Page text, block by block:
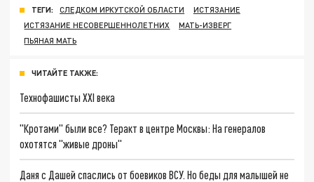
ТЕГИ: СЛЕДКОМ ИРКУТСКОЙ ОБЛАСТИ
ИСТЯЗАНИЕ
ИСТЯЗАНИЕ НЕСОВЕРШЕННОЛЕТНИХ
МАТЬ-ИЗВЕРГ
ПЬЯНАЯ МАТЬ
ЧИТАЙТЕ ТАКЖЕ:
Технофашисты XXI века
"Кротами" были все? Теракт в центре Москвы: На генералов
охотятся "живые дроны"
Даня с Дашей спаслись от боевиков ВСУ. Но беды для малышей не